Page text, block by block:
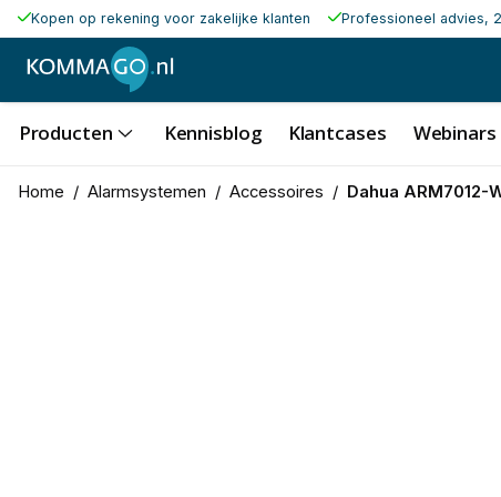
Kopen op rekening voor zakelijke klanten Professioneel advies,
Producten Kennisblog Klantcases Webinars
Home / Alarmsystemen / Accessoires / Dahua ARM7012-